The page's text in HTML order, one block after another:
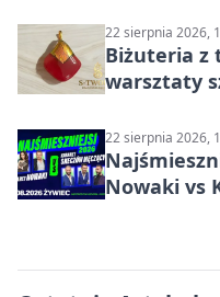
22 sierpnia 2026,
Biżuteria z
warsztaty
22 sierpnia 2026,
Nowaki vs